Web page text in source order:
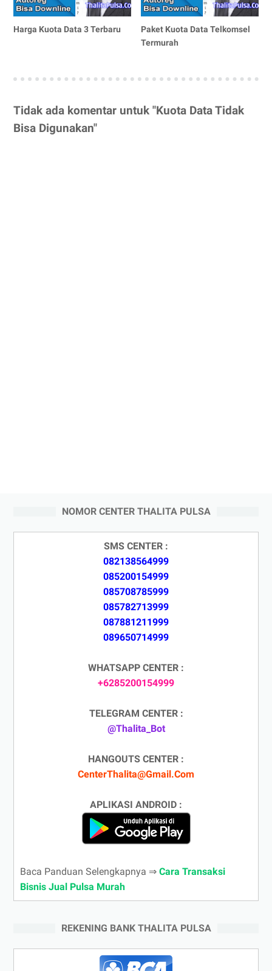
Harga Kuota Data 3 Terbaru
Paket Kuota Data Telkomsel
Termurah
Tidak ada komentar untuk "Kuota Data Tidak
Bisa Digunakan"
NOMOR CENTER THALITA PULSA
SMS CENTER :
082138564999
085200154999
085708785999
085782713999
087881211999
089650714999
WHATSAPP CENTER :
+6285200154999
TELEGRAM CENTER :
@Thalita_Bot
HANGOUTS CENTER :
CenterThalita@Gmail.Com
APLIKASI ANDROID :
Baca Panduan Selengkapnya ⇒ Cara Transaksi
Bisnis Jual Pulsa Murah
REKENING BANK THALITA PULSA